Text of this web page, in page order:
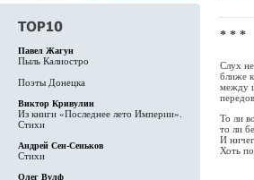
Павел Жагун
Пыль Калиостро
Поэты Донецка
Виктор Кривулин
Из книги «Последнее лето Империи».
Стихи
Андрей Сен-Сеньков
Стихи
Олег Вулф
* * *
Слух
ближе
между
То ли
то ли
И
Хоть по